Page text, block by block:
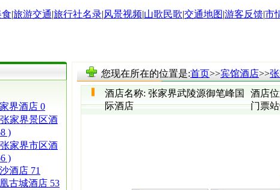
|旅游交通|旅行社名录|风景视频|山歌民歌|交通地图|游客反馈|市
界酒店 0
张家界景区酒
)
张家界市区酒
)
酒店 71
古城酒店 53
您现在所在的位置是:首页>>宾馆酒店>>
酒店名称: 张家界武陵源御笔峰国
际酒店
酒店位
门票